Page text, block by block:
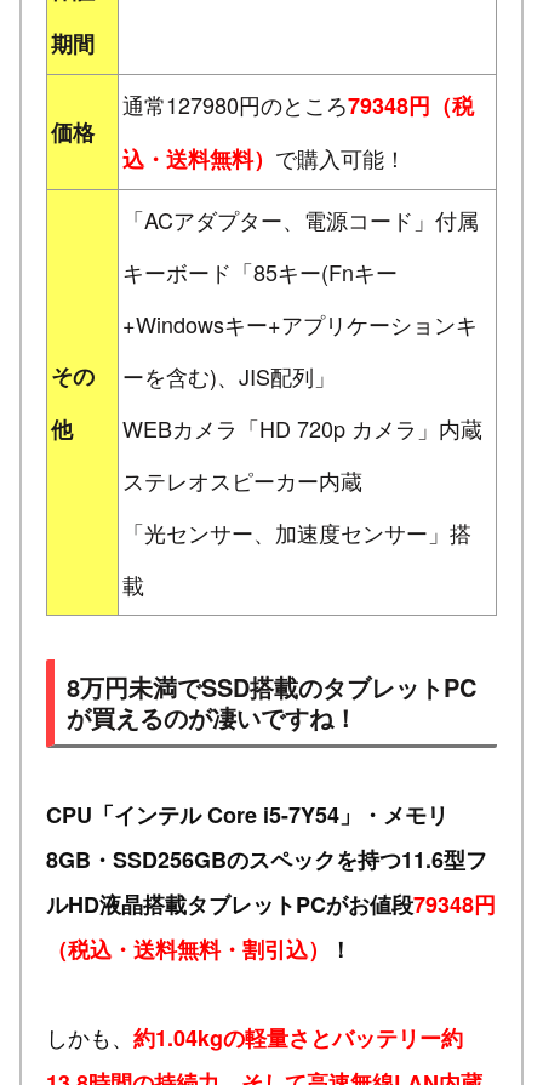
期間
価格
通常127980円のところ79348円（税
込・送料無料） で購入可能！
その
他
「ACアダプター、電源コード」付属
キーボード「85キー(Fnキー
+Windowsキー+アプリケーションキ
ーを含む)、JIS配列」
WEBカメラ「HD 720p カメラ」内蔵
ステレオスピーカー内蔵
「光センサー、加速度センサー」搭
載
8万円未満でSSD搭載のタブレットPC
が買えるのが凄いですね！
CPU「インテル Core i5-7Y54」・メモリ
8GB・SSD256GBのスペックを持つ11.6型フ
ルHD液晶搭載タブレットPCがお値段79348円
（税込・送料無料・割引込）
！
しかも、 約1.04kgの軽量さとバッテリー約